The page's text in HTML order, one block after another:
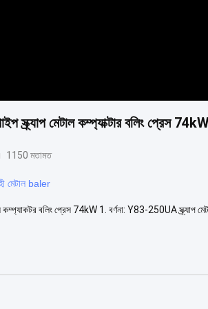
স্ক্র্যাপ মেটাল কম্প্যাক্টার বলিং প্রেস 74kW
1150 মতামত
মেটাল baler
কম্প্যাকটর বলিং প্রেস 74kW 1. বর্ণনা: Y83-250UA স্ক্র্যাপ